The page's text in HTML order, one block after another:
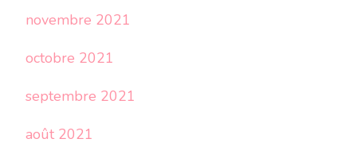
novembre 2021
octobre 2021
septembre 2021
août 2021